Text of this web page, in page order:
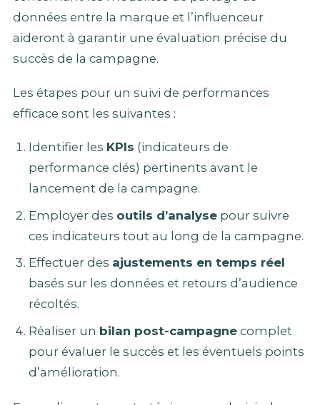
données entre la marque et l’influenceur
aideront à garantir une évaluation précise du
succès de la campagne.
Les étapes pour un suivi de performances
efficace sont les suivantes :
Identifier les KPIs (indicateurs de
performance clés) pertinents avant le
lancement de la campagne.
Employer des outils d’analysepour suivre
ces indicateurs tout au long de la campagne.
Effectuer des ajustements en temps réel
basés sur les données et retours d’audience
récoltés.
Réaliser un bilan post-campagnecomplet
pour évaluer le succès et les éventuels points
d’amélioration.